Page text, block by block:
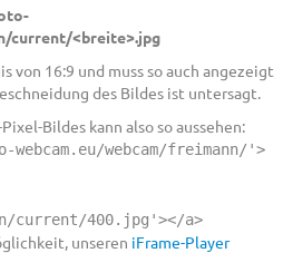
current/<breite>.jpg
von 16:9 und muss so auch angezeigt
des Bildes ist untersagt.
Bildes kann also so aussehen:
webcam/freimann/'>
current/400.jpg'></a>
unseren iFrame-Player